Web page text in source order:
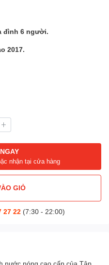
đình 6 người.
2017.
nhận tại cửa hàng
GIỎ
27 22(7:30 - 22:00)
nước nóng cao cấp của Tập